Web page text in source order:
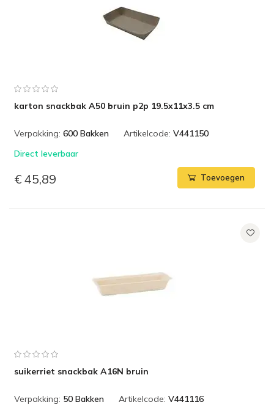
karton snackbak A50 bruin p2p 19.5x11x3.5 cm
Verpakking: 600 Bakken Artikelcode: V441150
Direct leverbaar
€ 45,89 Toevoegen
suikerriet snackbak A16N bruin
Verpakking: 50 Bakken Artikelcode: V441116